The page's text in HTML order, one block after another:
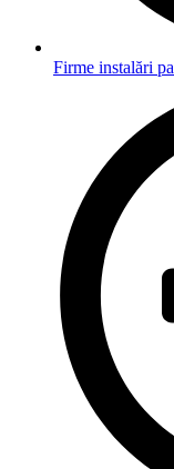
Firme instalări